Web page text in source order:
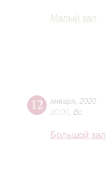
Малый зал
12 января 2020
20:00 Вс
Большой зал